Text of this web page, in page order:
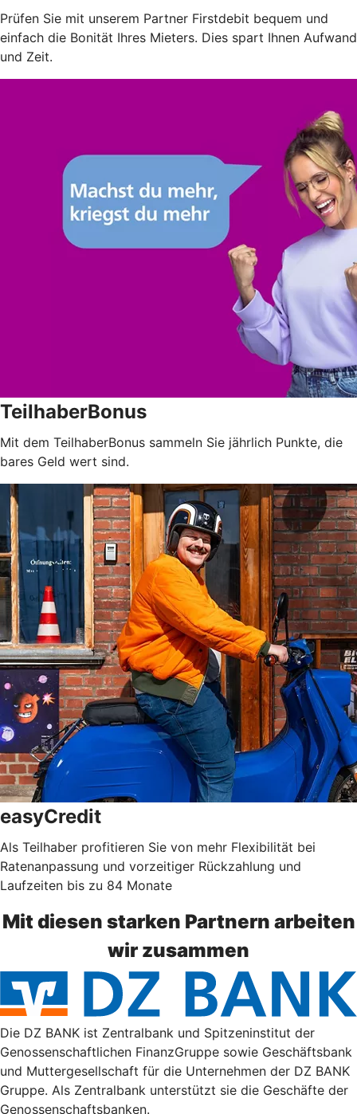
Prüfen Sie mit unserem Partner Firstdebit bequem und
einfach die Bonität Ihres Mieters. Dies spart Ihnen Aufwand
und Zeit.
TeilhaberBonus
Mit dem TeilhaberBonus sammeln Sie jährlich Punkte, die
bares Geld wert sind.
easyCredit
Als Teilhaber profitieren Sie von mehr Flexibilität bei
Ratenanpassung und vorzeitiger Rückzahlung und
Laufzeiten bis zu 84 Monate
Mit diesen starken Partnern arbeiten
wir zusammen
Die DZ BANK ist Zentralbank und Spitzeninstitut der
Genossenschaftlichen FinanzGruppe sowie Geschäftsbank
und Muttergesellschaft für die Unternehmen der DZ BANK
Gruppe. Als Zentralbank unterstützt sie die Geschäfte der
Genossenschaftsbanken.